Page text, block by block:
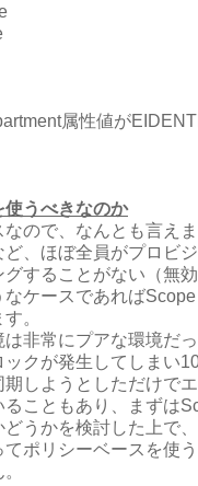
属性値が
うべきなのか
ので、なんとも言え
、ほぼ全員がプロビ
することがない（無
なケースであれば
。
非常にプアな環境だっ
クが発生してしまい
期しようとしただけで
ることもあり、まずは
うかを検討した上で
ポリシーベースを使